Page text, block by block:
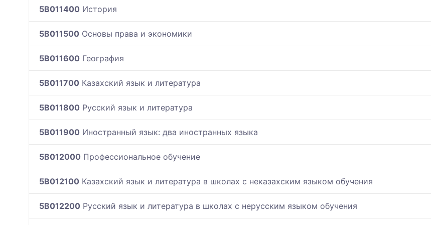
5B011400 История
5B011500 Основы права и экономики
5B011600 География
5B011700 Казахский язык и литература
5B011800 Русский язык и литература
5B011900 Иностранный язык: два иностранных языка
5B012000 Профессиональное обучение
5B012100 Казахский язык и литература в школах с неказахским языком обучения
5B012200 Русский язык и литература в школах с нерусским языком обучения